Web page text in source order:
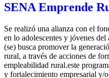
SENA Emprende
Se realizó una alianza con el
en lo adolescentes y jóvenes
(se) busca promover la
rural, a través de acciones de
empleabilidad rural.este
y fortalecimiento empresarial